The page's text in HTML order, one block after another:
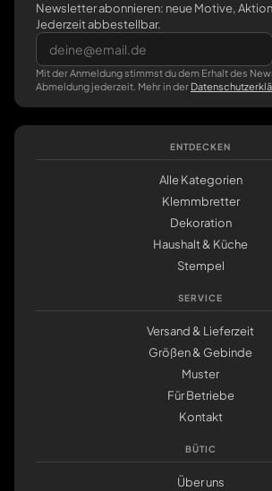
Newsletter abonnieren: neue Motive,
Jederzeit abbestellbar.
Mit der Anmeldung stimmst du dem Erhalt des
Abmeldung jederzeit. Mehr in der
ENTDECKEN
Alle Kategorien
Klemmbretter
Dekoration
Haushalt & Küche
Stempel
SERVICE
Versand & Lieferzeit
Größen & Gebinde
Muster
Für Betriebe
Kontakt
BÜTIC
Über uns